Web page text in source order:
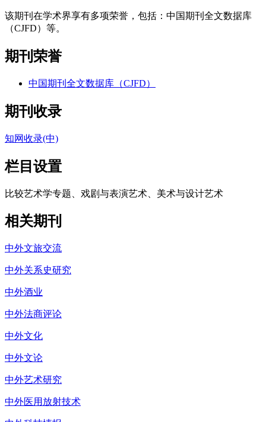
该期刊在学术界享有多项荣誉，包括：中国期刊全文数据库
（CJFD）等。
期刊荣誉
中国期刊全文数据库（CJFD）
期刊收录
知网收录(中)
栏目设置
比较艺术学专题、戏剧与表演艺术、美术与设计艺术
相关期刊
中外文旅交流
中外关系史研究
中外酒业
中外法商评论
中外文化
中外文论
中外艺术研究
中外医用放射技术